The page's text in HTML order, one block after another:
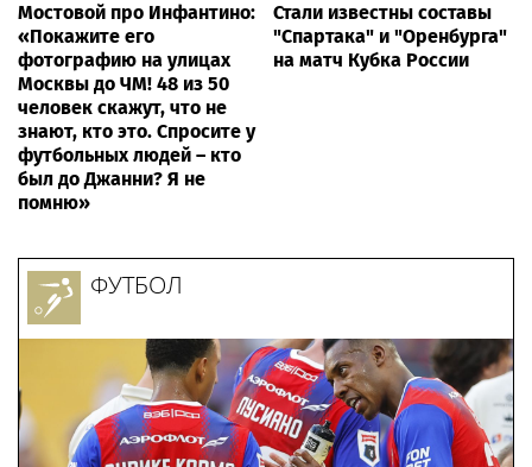
Мостовой про Инфантино:
«Покажите его
фотографию на улицах
Москвы до ЧМ! 48 из 50
человек скажут, что не
знают, кто это. Спросите у
футбольных людей – кто
был до Джанни? Я не
помню»
Стали известны составы
"Спартака" и "Оренбурга"
на матч Кубка России
ФУТБОЛ